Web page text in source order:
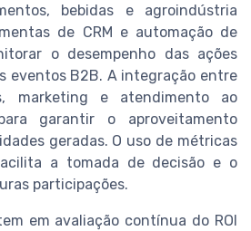
bebidas e agroindústria
de CRM e automação de
o desempenho das ações
eventos B2B. A integração entre
marketing e atendimento ao
garantir o aproveitamento
geradas. O uso de métricas
a tomada de decisão e o
participações.
em avaliação contínua do ROI